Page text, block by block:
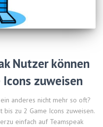
Nutzer können
zuweisen
anderes nicht mehr so oft?
bis zu 2 Game Icons zuweisen.
einfach auf Teamspeak